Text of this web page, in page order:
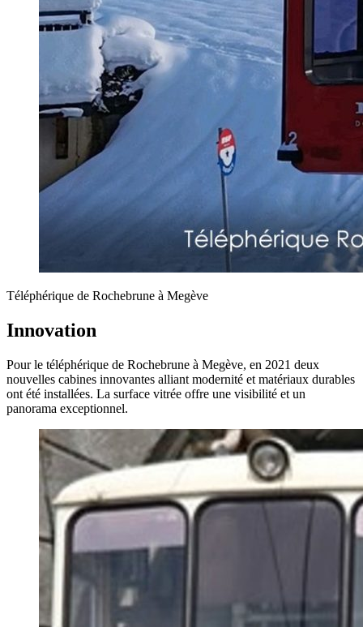
Téléphérique de Rochebrune à Megève
Innovation
Pour le téléphérique de Rochebrune à Megève, en 2021 deux
nouvelles cabines innovantes alliant modernité et matériaux durables
ont été installées. La surface vitrée offre une visibilité et un
panorama exceptionnel.